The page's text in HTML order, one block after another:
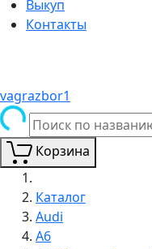
Выкуп
Контакты
vagrazbor1
Корзина
Каталог
Audi
A6